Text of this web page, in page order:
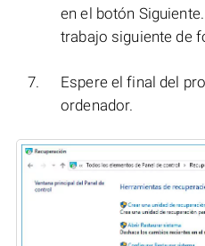
en el botón
trabajo siguiente de
Espere el final del
ordenador.